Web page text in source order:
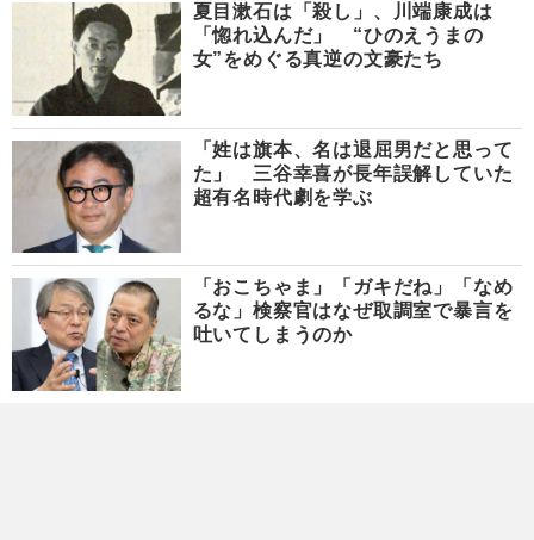
夏目漱石は「殺し」、川端康成は
「惚れ込んだ」 “ひのえうまの
女”をめぐる真逆の文豪たち
「姓は旗本、名は退屈男だと思って
た」 三谷幸喜が長年誤解していた
超有名時代劇を学ぶ
「おこちゃま」「ガキだね」「なめ
るな」検察官はなぜ取調室で暴言を
吐いてしまうのか